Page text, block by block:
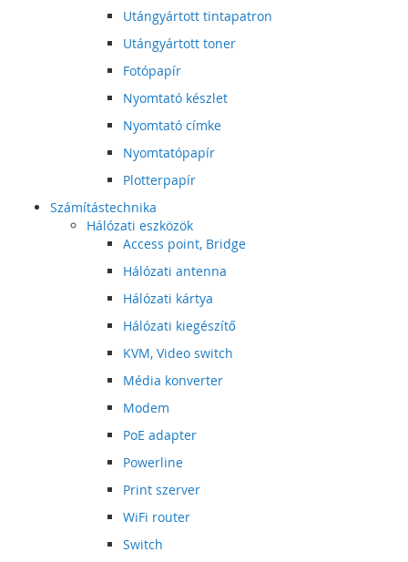
Utángyártott tintapatron
Utángyártott toner
Fotópapír
Nyomtató készlet
Nyomtató címke
Nyomtatópapír
Plotterpapír
Számítástechnika
Hálózati eszközök
Access point, Bridge
Hálózati antenna
Hálózati kártya
Hálózati kiegészítő
KVM, Video switch
Média konverter
Modem
PoE adapter
Powerline
Print szerver
WiFi router
Switch